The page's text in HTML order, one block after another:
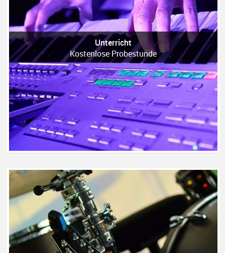
Unterricht
Kostenlose Probestunde